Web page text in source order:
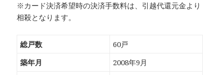
※カード決済希望時の決済手数料は、引越代還元金より
相殺となります。
総戸数
60戸
築年月
2008年9月